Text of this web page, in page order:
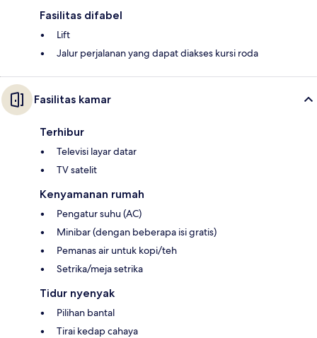
Fasilitas difabel
Lift
Jalur perjalanan yang dapat diakses kursi roda
Fasilitas kamar
Terhibur
Televisi layar datar
TV satelit
Kenyamanan rumah
Pengatur suhu (AC)
Minibar (dengan beberapa isi gratis)
Pemanas air untuk kopi/teh
Setrika/meja setrika
Tidur nyenyak
Pilihan bantal
Tirai kedap cahaya